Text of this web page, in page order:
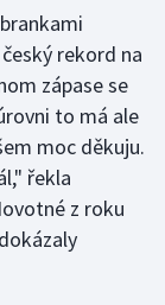
rekord na
zápase se
to má ale
moc děkuju.
řekla
z roku